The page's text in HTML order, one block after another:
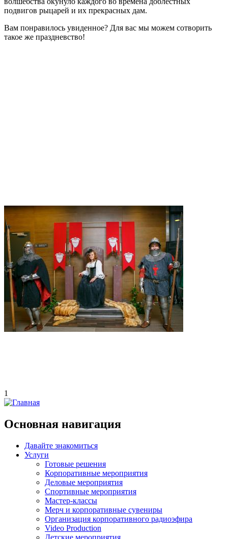
подвигов рыцарей и их прекрасных дам.
Вам понравилось увиденное? Для вас мы можем сотворить
такое же праздневство!
1
Основная навигация
Давайте знакомиться
Услуги
Готовые решения
Корпоративные мероприятия
Деловые мероприятия
Спортивные мероприятия
Мастер-классы
Мерч и корпоративные сувениры
Организация корпоративного радиоэфира
Video Production